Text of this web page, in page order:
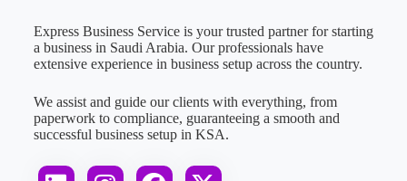
Express Business Service is your trusted partner for starting
a business in Saudi Arabia. Our professionals have
extensive experience in business setup across the country.
We assist and guide our clients with everything, from
paperwork to compliance, guaranteeing a smooth and
successful business setup in KSA.